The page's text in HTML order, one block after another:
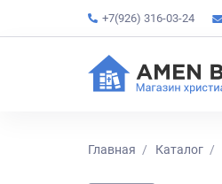
+7(926) 316-03-24
Главная Каталог